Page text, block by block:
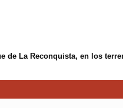
de La Reconquista, en los